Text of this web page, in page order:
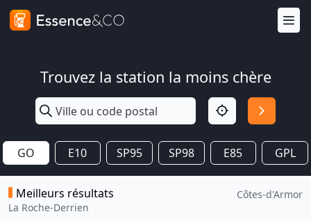
Trouvez la station la moins chère
GO E10 SP95 SP98 E85 GPL
Meilleurs résultats
La Roche-Derrien
Côtes-d'Armor